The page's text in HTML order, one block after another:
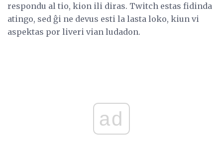
respondu al tio, kion ili diras. Twitch estas fidinda
atingo, sed ĝi ne devus esti la lasta loko, kiun vi
aspektas por liveri vian ludadon.
ad